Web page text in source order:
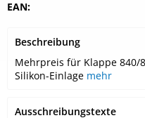
EAN:
Beschreibung
Mehrpreis für Klappe 840/
Silikon-Einlage mehr
Ausschreibungstexte